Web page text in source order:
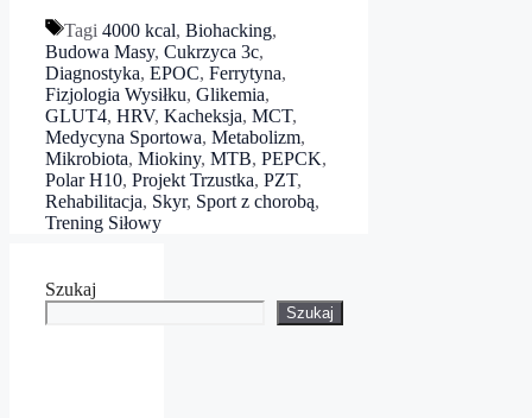
Tagi 4000 kcal, Biohacking,
Budowa Masy, Cukrzyca 3c,
Diagnostyka, EPOC, Ferrytyna,
Fizjologia Wysiłku, Glikemia,
GLUT4, HRV, Kacheksja, MCT,
Medycyna Sportowa, Metabolizm,
Mikrobiota, Miokiny, MTB, PEPCK,
Polar H10, Projekt Trzustka, PZT,
Rehabilitacja, Skyr, Sport z chorobą,
Trening Siłowy
Szukaj
Szukaj